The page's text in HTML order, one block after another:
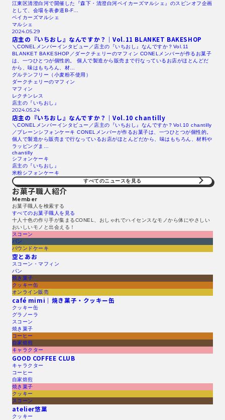
江東区清澄白河で開催した『森下・清澄白河ベイカーズマルシェ』のスピンオフ企画
として、会場を表参道B-F…
ベイカーズマルシェ
マルシェ
2024.05.29
店主の『いちおし』なんですか？｜Vol.11 BLANKET BAKESHOP
＼CONELメンバーインタビュー／店主の『いちおし』なんですか？Vol.11
BLANKET BAKESHOP／ダークチェリーのマフィン CONELメンバーが作るお菓子
は、一つひとつが個性的。 個人で製造から販売まで行なっているお店がほとんどだ
から、味はもちろん、材…
グルテンフリー（小麦粉不使用）
ダークチェリーのマフィン
マフィン
レクチンレス
店主の『いちおし』
2024.05.24
店主の『いちおし』なんですか？｜Vol.10 chantilly
＼CONELメンバーインタビュー／店主の『いちおし』なんですか？Vol.10 chantilly
／プレーンシフォンケーキ CONELメンバーが作るお菓子は、一つひとつが個性的。
個人で製造から販売まで行なっているお店がほとんどだから、味はもちろん、材料や
ラッピングま…
chantilly
シフォンケーキ
店主の『いちおし』
米粉シフォンケーキ
すべてのニュースを見る​
お菓子職人紹介
Member
お菓子職人を検索する​
すべてのお菓子職人を見る​
十人十色の作り手が集まるCONEL、おしゃれでハイセンスなモノから体にやさしい
おいしいモノと出会える！
スコーン
パン
パウンドケーキ
空とあお
スコーン・マフィン
パン
焼き菓子
クッキー缶
オンライン販売
café mimi｜焼き菓子・クッキー缶
クッキー缶
グラノーラ
スコーン
焼き菓子
コーヒー
自家焙煎
キャラクター
GOOD COFFEE CLUB
キャラクター
コーヒー
自家焙煎
焼き菓子
クッキー
スコーン
atelier悠菓
クッキー